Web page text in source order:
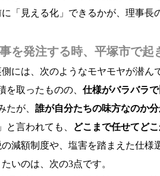
「見える化」できるかが、理事長
を発注する時、平塚市で起
には、次のようなモヤモヤが潜ん
を取ったものの、 仕様がバラバラ
たが、 誰が自分たちの味方なのか
と言われても、
どこまで任せてど
減額制度や、塩害を踏まえた仕
いのは、次の3点です。